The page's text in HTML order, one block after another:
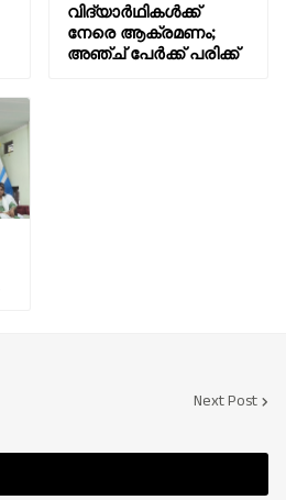
വിദ്യാർഥികൾക്ക്
നേരെ ആക്രമണം;
അഞ്ച് പേർക്ക് പരിക്ക്
Next Post